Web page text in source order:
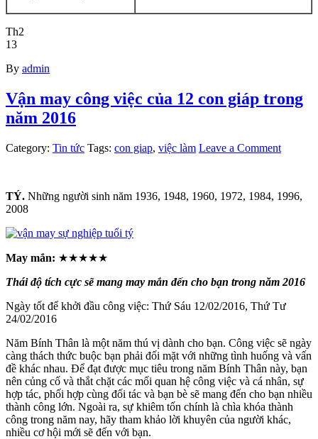
Th2
13
By admin
Vận may công việc của 12 con giáp trong
năm 2016
Category: Tin tức Tags: con giap, việc làm Leave a Comment
TÝ. Những người sinh năm 1936, 1948, 1960, 1972, 1984, 1996,
2008
May mắn: ★★★★★
Thái độ tích cực sẽ mang may mắn đến cho bạn trong năm 2016
Ngày tốt để khởi đầu công việc: Thứ Sáu 12/02/2016, Thứ Tư
24/02/2016
Năm Bính Thân là một năm thú vị dành cho bạn. Công việc sẽ ngày
càng thách thức buộc bạn phải đối mặt với những tình huống và vấn
đề khác nhau. Để đạt được mục tiêu trong năm Bính Thân này, bạn
nên củng cố và thắt chặt các mối quan hệ công việc và cá nhân, sự
hợp tác, phối hợp cùng đối tác và bạn bè sẽ mang đến cho bạn nhiều
thành công lớn. Ngoài ra, sự khiêm tốn chính là chìa khóa thành
công trong năm nay, hãy tham khảo lời khuyên của người khác,
nhiều cơ hội mới sẽ đến với bạn.